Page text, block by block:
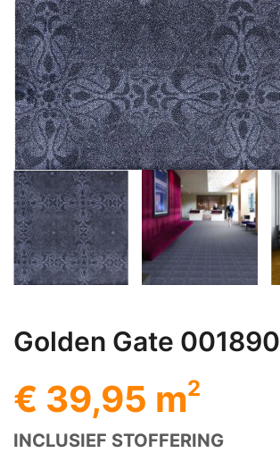
Golden Gate 001890
€ 39,95 m2
INCLUSIEF STOFFERING